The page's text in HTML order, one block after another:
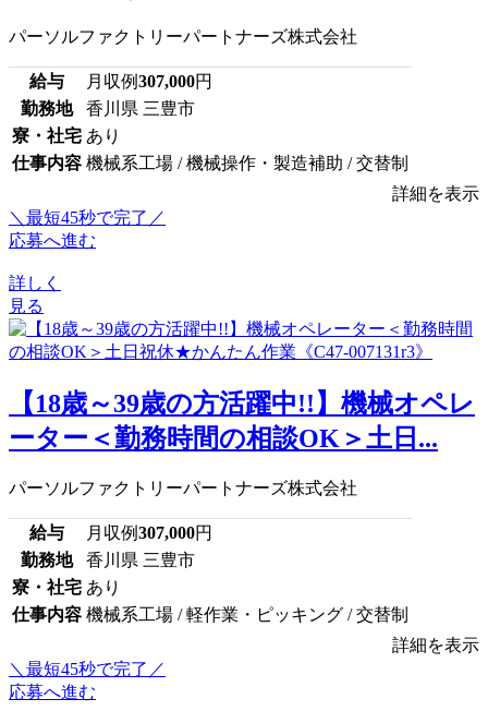
パーソルファクトリーパートナーズ株式会社
給与 月収例307,000円
勤務地
香川県 三豊市
寮・社宅 あり
仕事内容 機械系工場 / 機械操作・製造補助 / 交替制
詳細を表示
＼最短45秒で完了／
応募へ進む
詳しく
見る
【18歳～39歳の方活躍中!!】機械オペレ
ーター＜勤務時間の相談OK＞土日...
パーソルファクトリーパートナーズ株式会社
給与 月収例307,000円
勤務地
香川県 三豊市
寮・社宅 あり
仕事内容 機械系工場 / 軽作業・ピッキング / 交替制
詳細を表示
＼最短45秒で完了／
応募へ進む